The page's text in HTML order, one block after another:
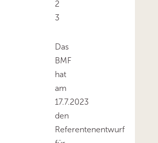
2
3
Das
BMF
hat
am
17.7.2023
den
Referentenentwurf